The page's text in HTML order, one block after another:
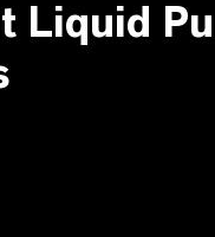
Liquid